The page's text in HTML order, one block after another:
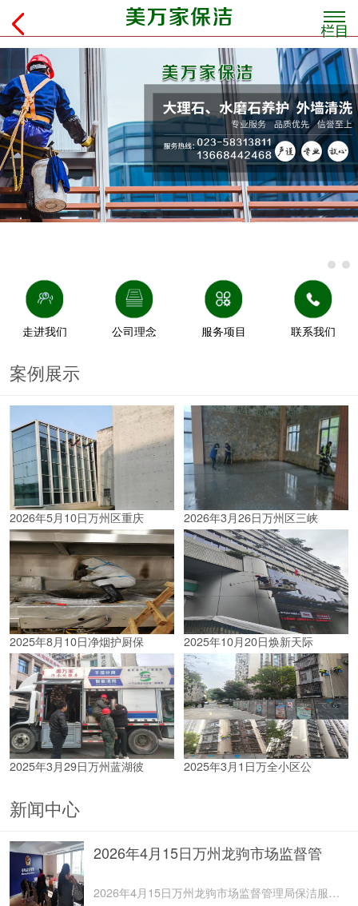
走进我们 公司理念 服务项目 联系我们
案例展示
2026年5月10日万州区重庆 2026年3月26日万州区三峡
2025年8月10日净烟护厨保 2025年10月20日焕新天际
2025年3月29日万州蓝湖彼 2025年3月1日万全小区公
新闻中心
2026年4月15日万州龙驹市场监督管
2026年4月15日万州龙驹市场监督管理局保洁服务由重庆美